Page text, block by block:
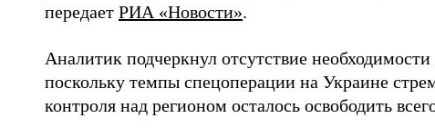
передает РИА «Новости».
Аналитик подчеркнул отсутствие
поскольку темпы спецоперации на Украине
контроля над регионом осталось освободить